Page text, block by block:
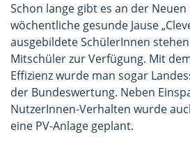
Schon lange gibt es an der
wöchentliche gesunde Jause
ausgebildete SchülerInnen
Mitschüler zur Verfügung. Mit
Effizienz wurde man sogar
der Bundeswertung. Neben
NutzerInnen-Verhalten wurde
eine PV-Anlage geplant.